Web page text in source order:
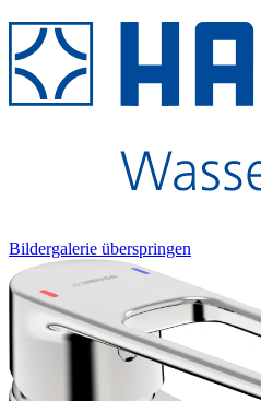
Bildergalerie überspringen